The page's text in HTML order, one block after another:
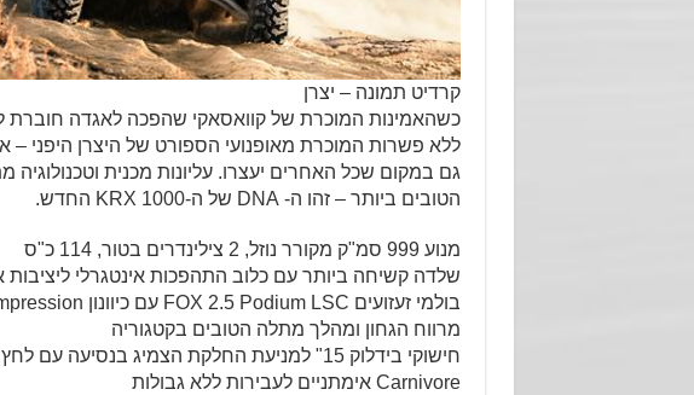
קרדיט תמונה – יצרן
כשהאמינות המוכרת של קוואסאקי שהפכה לאגדה חוברת
ללא פשרות המוכרת מאופנועי הספורט של היצרן היפני
גם במקום שכל האחרים יעצרו. עליונות מכנית
הטובים ביותר – זהו ה- DNA של ה-KRX 1000 החדש.
מנוע 999 סמ"ק מקורר נוזל, 2 צילינדרים בטור, 114 כ"ס
שלדה קשיחה ביותר עם כלוב התהפכות אינטגרלי ליציבות
בולמי זעזועים FOX 2.5 Podium LSC עם כיוונון Load speed compression
מרווח הגחון ומהלך מתלה הטובים בקטגוריה
Carnivore אימתניים לעבירות ללא גבולות